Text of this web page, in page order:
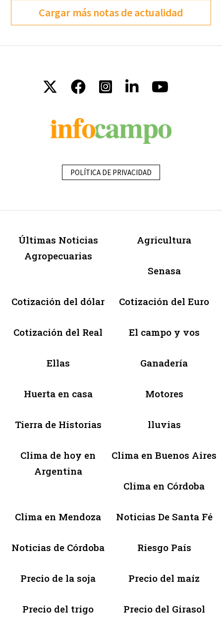
Cargar más notas de actualidad
POLÍTICA DE PRIVACIDAD
Últimas Noticias
Agropecuarias
Agricultura
Senasa
Cotización del dólar Cotización del Euro
Cotización del Real El campo y vos
Ellas Ganadería
Huerta en casa Motores
Tierra de Historias lluvias
Clima de hoy en
Argentina
Clima en Buenos Aires
Clima en Córdoba
Clima en Mendoza Noticias De Santa Fé
Noticias de Córdoba Riesgo País
Precio de la soja Precio del maíz
Precio del trigo Precio del Girasol